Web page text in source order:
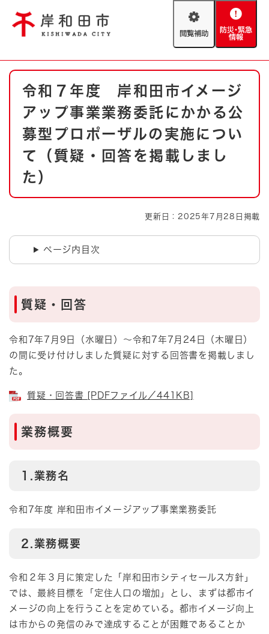
閲
助
防
緊
情
報
やさしい日本語
文字サイズ
背景色変更
とじる
防災・緊急情報 救急・消防
ハザードマップ AED設置箇所
とじる
本
令和７年度 岸和田市イメージ
アップ事業業務委託にかかる公
募型プロポーザルの実施につい
て（質疑・回答を掲載しまし
た）
更新日：2025年7月28日掲載
ページ内目次
質疑・回答
令和7年7月9日（水曜日）～令和7年7月24日（木曜日）
の間に受け付けしました質疑に対する回答書を掲載しまし
た。
質疑・回答書 [PDFファイル／441KB]
業務概要
1.業務名
令和7年度 岸和田市イメージアップ事業業務委託
2.業務概要
令和２年３月に策定した「岸和田市シティセールス方針」
では、最終目標を「定住人口の増加」とし、まずは都市イ
メージの向上を行うことを定めている。都市イメージ向上
は市からの発信のみで達成することが困難であることか